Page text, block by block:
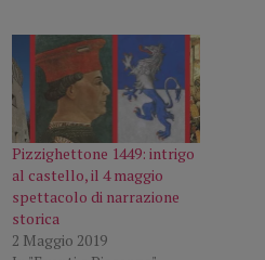
Pizzighettone 1449: intrigo
al castello, il 4 maggio
spettacolo di narrazione
storica
2 Maggio 2019